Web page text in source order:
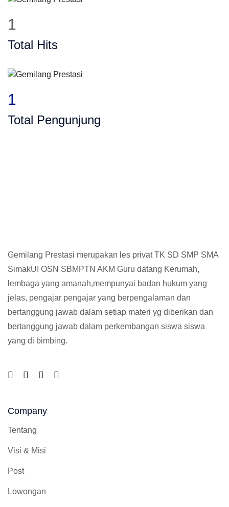
1
Total Hits
1
Total Pengunjung
Gemilang Prestasi merupakan les privat TK SD SMP SMA
SimakUI OSN SBMPTN AKM Guru datang Kerumah,
lembaga yang amanah,mempunyai badan hukum yang
jelas, pengajar pengajar yang berpengalaman dan
bertanggung jawab dalam setiap materi yg diberikan dan
bertanggung jawab dalam perkembangan siswa siswa
yang di bimbing.
Company
Tentang
Visi & Misi
Post
Lowongan